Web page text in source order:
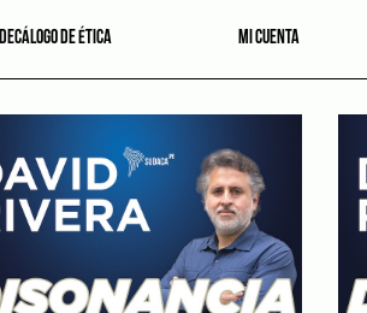
DECÁLOGO DE ÉTICA MI CUENTA